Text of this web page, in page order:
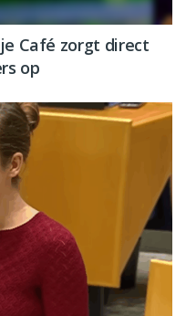
Café zorgt direct
op